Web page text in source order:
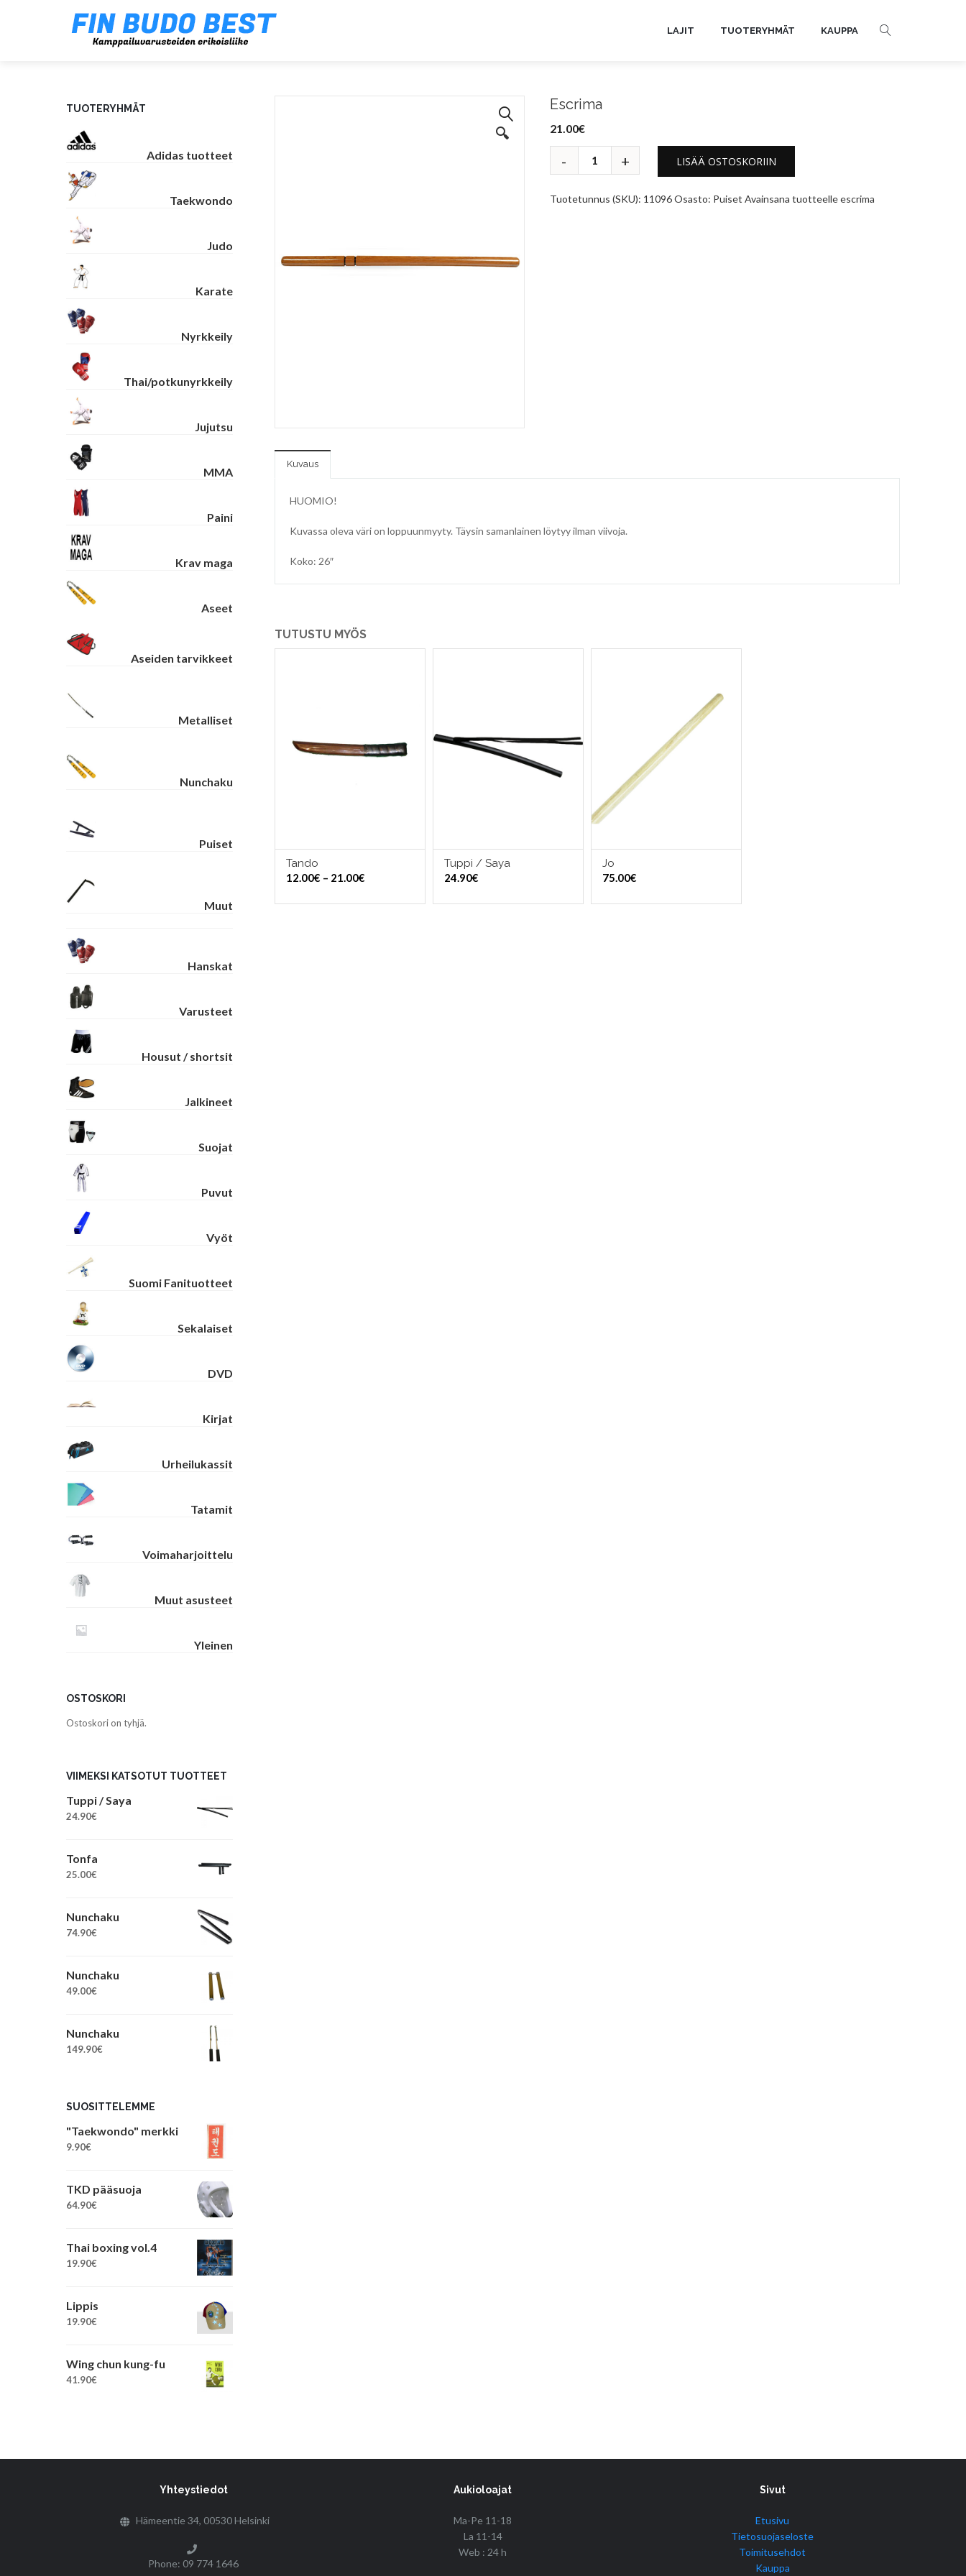
LAJIT TUOTERYHMÄT KAUPPA
🔍
Escrima
21.00€
LISÄÄ OSTOSKORIIN
Tuotetunnus (SKU): 11096Osasto: Puiset Avainsana tuotteelleescrima
Kuvaus
HUOMIO!
Kuvassa oleva väri on loppuunmyyty. Täysin samanlainen löytyy ilman viivoja.
Koko: 26″
TUTUSTU MYÖS
VALITSE VAIHTOEHDOISTA
Tando
12.00€ – 21.00€
-
VALITSE VAIHTOEHDOISTA
Tuppi / Saya
24.90€
Jo
75.00€
TUOTERYHMÄT
Adidas tuotteet
Taekwondo
Judo
Karate
Nyrkkeily
Thai/potkunyrkkeily
Jujutsu
MMA
Paini
Krav maga
Aseet
Aseiden tarvikkeet
Metalliset
Nunchaku
Puiset
Muut
Hanskat
Varusteet
Housut / shortsit
Jalkineet
Suojat
Puvut
Vyöt
Suomi Fanituotteet
Sekalaiset
DVD
Kirjat
Urheilukassit
Tatamit
Voimaharjoittelu
Muut asusteet
Yleinen
OSTOSKORI
Ostoskori on tyhjä.
VIIMEKSI KATSOTUT TUOTTEET
Tuppi / Saya
24.90€
Tonfa
25.00€
Nunchaku
74.90€
Nunchaku
49.00€
Nunchaku
149.90€
SUOSITTELEMME
"Taekwondo" merkki
9.90€
TKD pääsuoja
64.90€
Thai boxing vol.4
19.90€
Lippis
19.90€
Wing chun kung-fu
41.90€
Yhteystiedot
Hämeentie 34, 00530 Helsinki
Phone: 09 774 1646
Aukioloajat
Ma-Pe 11-18
La 11-14
Web : 24 h
Sivut
Etusivu
Tietosuojaseloste
Toimitusehdot
Kauppa